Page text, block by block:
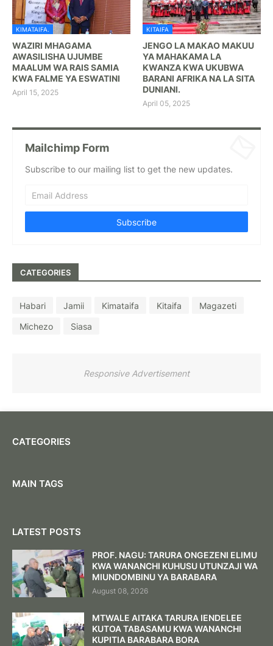
KIMATAIFA.
WAZIRI MHAGAMA
AWASILISHA UJUMBE
MAALUM WA RAIS SAMIA
KWA FALME YA ESWATINI
April 15, 2025
KITAIFA
JENGO LA MAKAO MAKUU
YA MAHAKAMA LA
KWANZA KWA UKUBWA
BARANI AFRIKA NA LA SITA
DUNIANI.
April 05, 2025
Mailchimp Form
Subscribe to our mailing list to get the new updates.
CATEGORIES
Habari Jamii Kimataifa Kitaifa
Magazeti
Michezo
Siasa
Responsive Advertisement
CATEGORIES
MAIN TAGS
LATEST POSTS
PROF. NAGU: TARURA ONGEZENI ELIMU
KWA WANANCHI KUHUSU UTUNZAJI WA
MIUNDOMBINU YA BARABARA ‎
August 08, 2026
MTWALE AITAKA TARURA IENDELEE
KUTOA TABASAMU KWA WANANCHI
KUPITIA BARABARA BORA ‎